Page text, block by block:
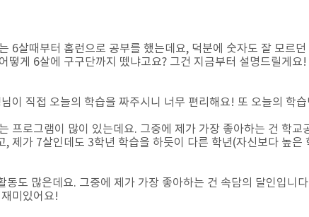
6살때부터 홈런으로 공부를 했는데요, 덕분에 숫자도 잘 모르
게 6살에 구구단까지 뗐냐고요? 그건 지금부터 설명드릴게요!
이 직접 오늘의 학습을 짜주시니 너무 편리해요! 또 오늘의 학
프로그램이 많이 있는데요. 그중에 제가 가장 좋아하는 건 학
제가 7살인데도 3학년 학습을 하듯이 다른 학년(자신보다 높
도 많은데요. 그중에 제가 가장 좋아하는 건 속담의 달인입니
미있어요!